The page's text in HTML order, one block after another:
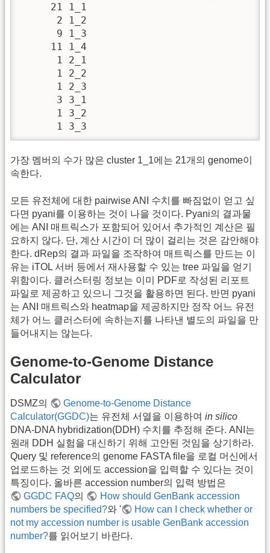
     21 1_1
      2 1_2
      9 1_3
     11 1_4
      1 2_1
      1 2_2
      1 2_3
      3 3_1
      1 3_2
      1 3_3
가장 멤버의 수가 많은 cluster 1_1에는 21개의 genome이
속한다.
모든 유전체에 대한 pairwise ANI 수치를 빠짐없이 얻고 싶
다면 pyani를 이용하는 것이 나을 것이다. Pyani의 결과물
에는 ANI 매트릭스가 포함되어 있어서 추가적인 계산은 필
요하지 않다. 단, 계산 시간이 더 많이 걸리는 것은 감안해야
한다. dRep의 결과 파일을 조작하여 매트릭스를 만드는 이
유는 iTOL 서버 등에서 재사용할 수 있는 tree 파일을 얻기
위함이다. 클러스터링 정보는 이미 PDF로 작성된 리포트
파일로 제공하고 있으니 그것을 활용하면 된다. 반면 pyani
는 ANI 매트릭스와 heatmap을 제공하지만 정작 어느 유전
체가 어느 클러스터에 속하는지를 나타낸 별도의 파일을 만
들어내지는 않는다.
Genome-to-Genome Distance
Calculator
DSMZ의
Genome-to-Genome Distance
Calculator(GGDC)는 유전체 서열을 이용하여 in silico
DNA-DNA hybridization(DDH) 수치를 추정해 준다. ANI는
원래 DDH 실험을 대신하기 위해 고안된 것임을 상기하라.
Query 및 reference의 genome FASTA file을 로컬 머신에서
업로드하는 것 외에도 accession을 입력할 수 있다는 것이
특징이다. 올바른 accession number의 입력 방법은
GGDC FAQ의
How should GenBank accession
numbers be specified?와 '
How can I check whether or
not my accession number is usable GenBank accession
number?를 읽어보기 바란다.